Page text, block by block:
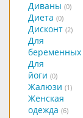
Диваны (0)
Диета (0)
Дисконт (2)
Для
беременных
Для
йоги (0)
Жалюзи (1)
Женская
одежда (6)